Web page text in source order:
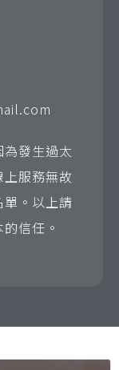
發生過太
服務無故
。以上請
信任。